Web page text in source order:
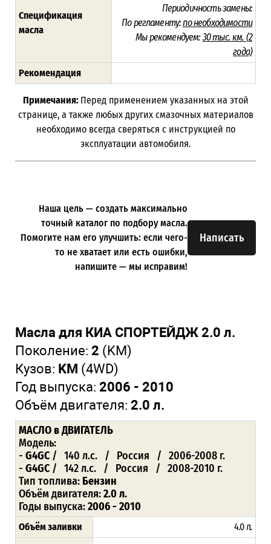
Спецификация
масла
Периодичность замены:
По регламенту: по необходимости
Мы рекомендуем:30 тыс. км. (2
года)
Рекомендация
Примечания: Перед применением указанных на этой
странице, а также любых других смазочных материалов
необходимо всегда сверяться с инструкцией по
эксплуатации автомобиля.
Написать
Наша цель — создать максимально
точный каталог по подбору масла.
Помогите нам его улучшить: если чего-
то не хватает или есть ошибки,
напишите — мы исправим!
Масла для КИА СПОРТЕЙДЖ 2.0 л.
Поколение: 2 (KM)
Кузов: KM (4WD)
Год выпуска: 2006 - 2010
Объём двигателя: 2.0 л.
МАСЛО в ДВИГАТЕЛЬ
Модель:
- G4GC/ 140 л.с. / Россия / 2006-2008 г.
- G4GC/ 142 л.с. / Россия / 2008-2010 г.
Тип топлива: Бензин
Объём двигателя:2.0 л.
Годы выпуска:2006 - 2010
Объём заливки 4.0 л.